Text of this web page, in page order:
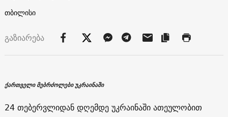
თბილისი
გაზიარება
ქართველი მებრძოლები უკრაინაში
24 თებერვლიდან დღემდე უკრაინაში ათეულობით